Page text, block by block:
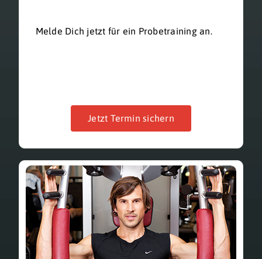
Melde Dich jetzt für ein Probetraining an.
Jetzt Termin sichern